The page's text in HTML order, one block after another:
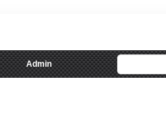
Admin